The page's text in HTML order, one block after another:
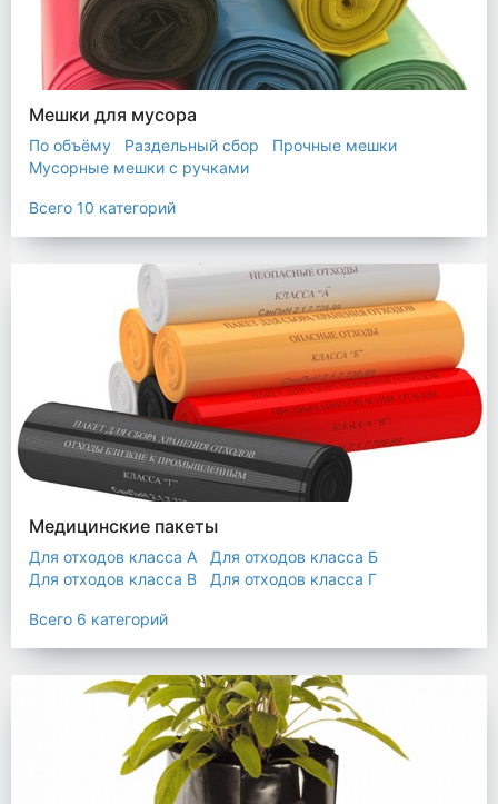
Мешки для мусора
По объёму Раздельный сбор
Прочные мешки
Мусорные мешки с ручками
Прозрачные мешки
Мешки строительные
Мешок для листьев
Всего 10 категорий
Медицинские пакеты
Для отходов класса А
Для отходов класса Б
Для отходов класса В
Для отходов класса Г
Пакеты термостойкие для утилизатора
Всего 6 категорий